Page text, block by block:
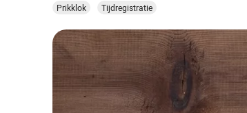
Prikklok Tijdregistratie